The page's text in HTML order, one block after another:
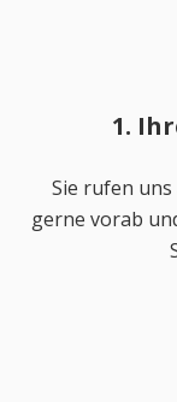
1.
Sie rufen
gerne vorab